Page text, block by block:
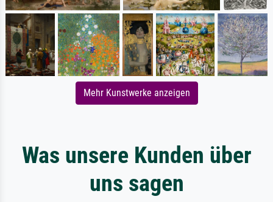
Mehr Kunstwerke anzeigen
Was unsere Kunden über
uns sagen